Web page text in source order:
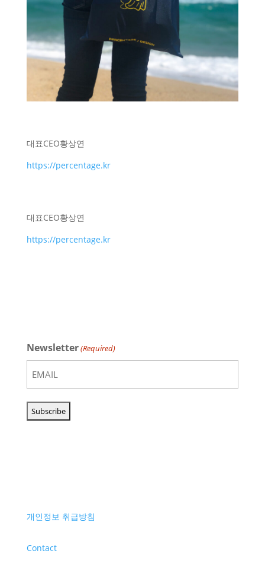
대표CEO황상연
https://percentage.kr
대표CEO황상연
https://percentage.kr
Newsletter(Required)
개인정보 취급방침
Contact